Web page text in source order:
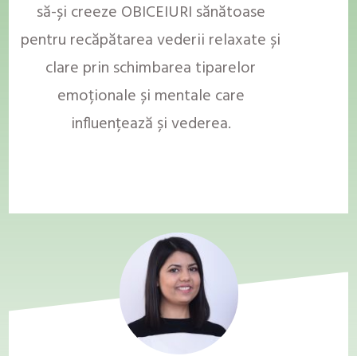
să-și creeze OBICEIURI sănătoase
pentru recăpătarea vederii relaxate și
clare prin schimbarea tiparelor
emoționale și mentale care
influențează și vederea.